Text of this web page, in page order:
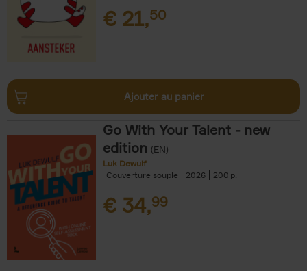
€ 21,50
Ajouter au panier
Go With Your Talent - new
edition (EN)
Luk Dewulf
Couverture souple
2026 200
€ 34,99